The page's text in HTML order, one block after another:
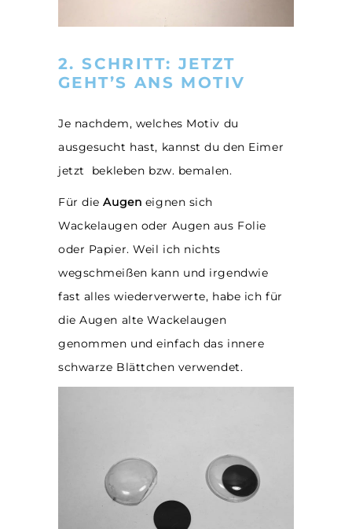
2. SCHRITT: JETZT
GEHT’S ANS MOTIV
Je nachdem, welches Motiv du
ausgesucht hast, kannst du den Eimer
jetzt bekleben bzw. bemalen.
Für dieAugen eignen sich
Wackelaugen oder Augen aus Folie
oder Papier. Weil ich nichts
wegschmeißen kann und irgendwie
fast alles wiederverwerte, habe ich für
die Augen alte Wackelaugen
genommen und einfach das innere
schwarze Blättchen verwendet.